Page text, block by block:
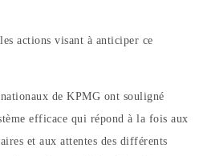
actions visant à anticiper ce
de KPMG ont souligné
efficace qui répond à la fois aux
et aux attentes des différents